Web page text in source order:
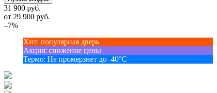
31 900 руб.
от 29 900 руб.
–7%
Хит: популярная дверь
Акция: снижение цены
Термо: Не промерзнет до -40°С